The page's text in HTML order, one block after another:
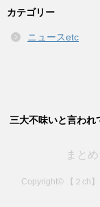
カテゴリー
ニュースetc
三大不味いと言わ
まと
Copyright© 【２ch